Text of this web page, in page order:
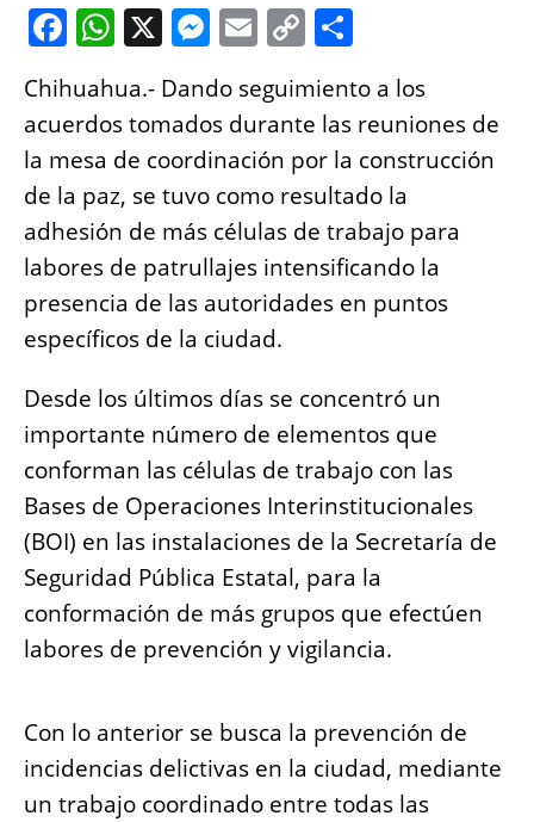
F
c
e
b
o
o
k
W
at
s
A
p
p
X M
e
ss
e
n
g
er
E
ai
l
C
p
y
Li
n
k
a
re
Chihuahua.- Dando seguimiento a los
acuerdos tomados durante las reuniones de
la mesa de coordinación por la construcción
de la paz, se tuvo como resultado la
adhesión de más células de trabajo para
labores de patrullajes intensificando la
presencia de las autoridades en puntos
específicos de la ciudad.
Desde los últimos días se concentró un
importante número de elementos que
conforman las células de trabajo con las
Bases de Operaciones Interinstitucionales
(BOI) en las instalaciones de la Secretaría de
Seguridad Pública Estatal, para la
conformación de más grupos que efectúen
labores de prevención y vigilancia.
Con lo anterior se busca la prevención de
incidencias delictivas en la ciudad, mediante
un trabajo coordinado entre todas las